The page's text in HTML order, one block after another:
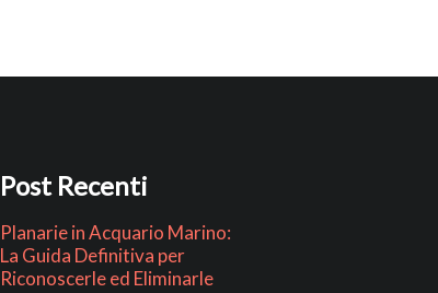
Post Recenti
Planarie in Acquario Marino:
La Guida Definitiva per
Riconoscerle ed Eliminarle